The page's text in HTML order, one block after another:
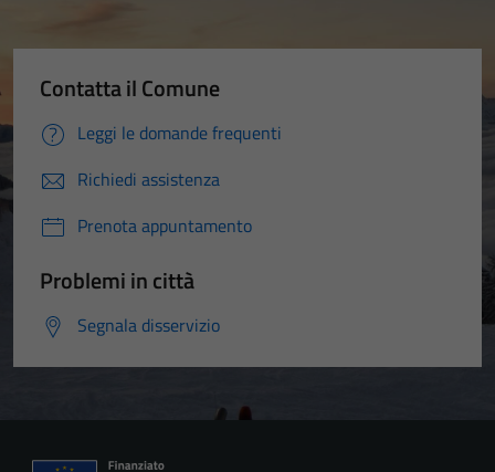
Contatta il Comune
Leggi le domande frequenti
Richiedi assistenza
Prenota appuntamento
Problemi in città
Segnala disservizio